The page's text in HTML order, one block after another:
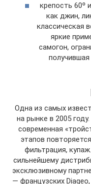
крепость 60º
как джин,
классическая
яркие
самогон,
Одна из самых
на рынке в 2005
современная
этапов
фильтрация,
сильнейшему
эксклюзивному
— французских